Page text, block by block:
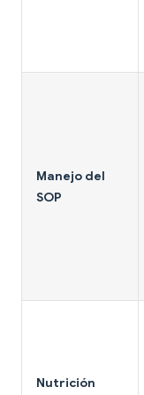
Manejo del
SOP
Nutrición